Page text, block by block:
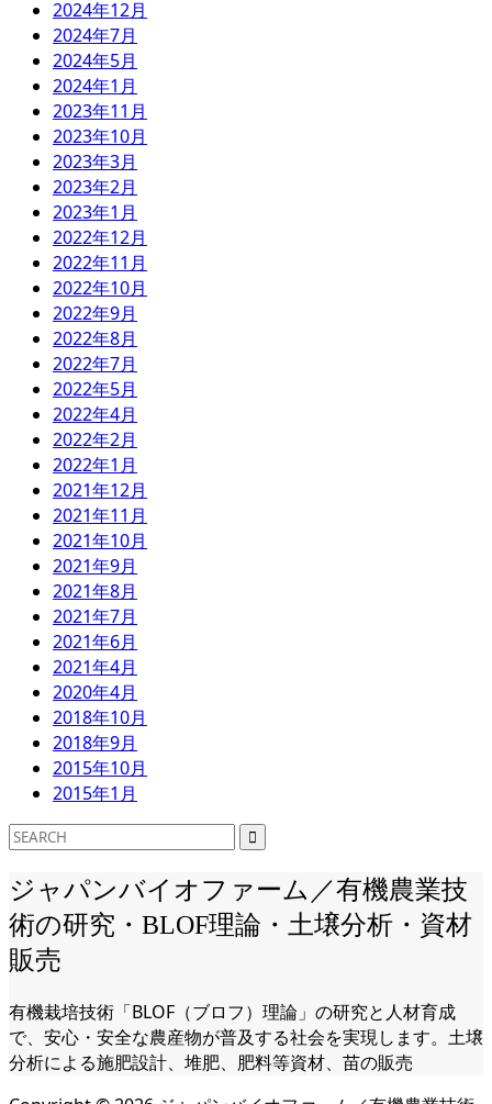
2024年12月
2024年7月
2024年5月
2024年1月
2023年11月
2023年10月
2023年3月
2023年2月
2023年1月
2022年12月
2022年11月
2022年10月
2022年9月
2022年8月
2022年7月
2022年5月
2022年4月
2022年2月
2022年1月
2021年12月
2021年11月
2021年10月
2021年9月
2021年8月
2021年7月
2021年6月
2021年4月
2020年4月
2018年10月
2018年9月
2015年10月
2015年1月
ジャパンバイオファーム／有機農業技
術の研究・BLOF理論・土壌分析・資材
販売
有機栽培技術「BLOF（ブロフ）理論」の研究と人材育成
で、安心・安全な農産物が普及する社会を実現します。土壌
分析による施肥設計、堆肥、肥料等資材、苗の販売